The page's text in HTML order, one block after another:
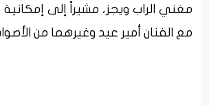
مغني الراب ويجز، مشيراً إلى إمكانية
مع الفنان أمير عيد وغيرهما من